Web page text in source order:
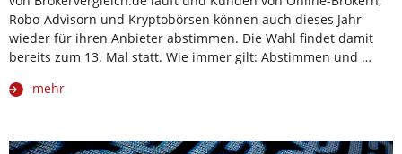
Robo-Advisorn und Kryptobörsen können auch dieses Jahr
wieder für ihren Anbieter abstimmen. Die Wahl findet damit
bereits zum 13. Mal statt. Wie immer gilt: Abstimmen und …
mehr